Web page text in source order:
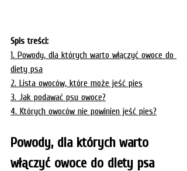
Spis treści:
1. Powody, dla których warto włączyć owoce do
diety psa
2. Lista owoców, które może jeść pies
3. Jak podawać psu owoce?
4. Których owoców nie powinien jeść pies?
Powody, dla których warto
włączyć owoce do diety psa